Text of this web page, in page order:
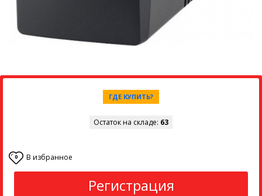
ГДЕ КУПИТЬ?
Остаток на складе: 63
0 В избранное
Регистрация